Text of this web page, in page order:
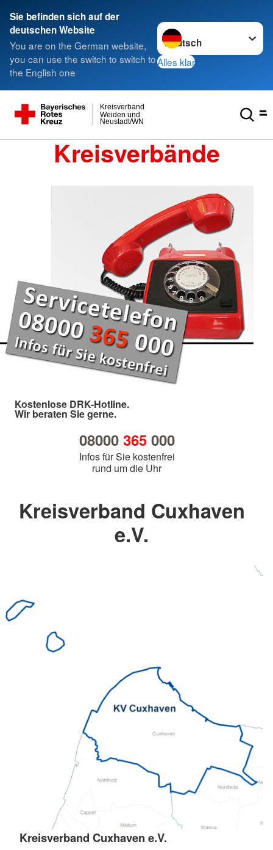
Sie befinden sich auf der
deutschen Website
You are on the German website,
you can use the switch to switch to
the English one
Sprache wechseln zu
Alles klar
Neustadt/WN
Weiden und
Kreisverband
Kreisverbände
Kostenlose DRK-Hotline.
Wir beraten Sie gerne.
08000 365000
Infos für Sie kostenfrei
rund um die Uhr
Kreisverband Cuxhaven
e.V.
Kreisverband Cuxhaven e.V.